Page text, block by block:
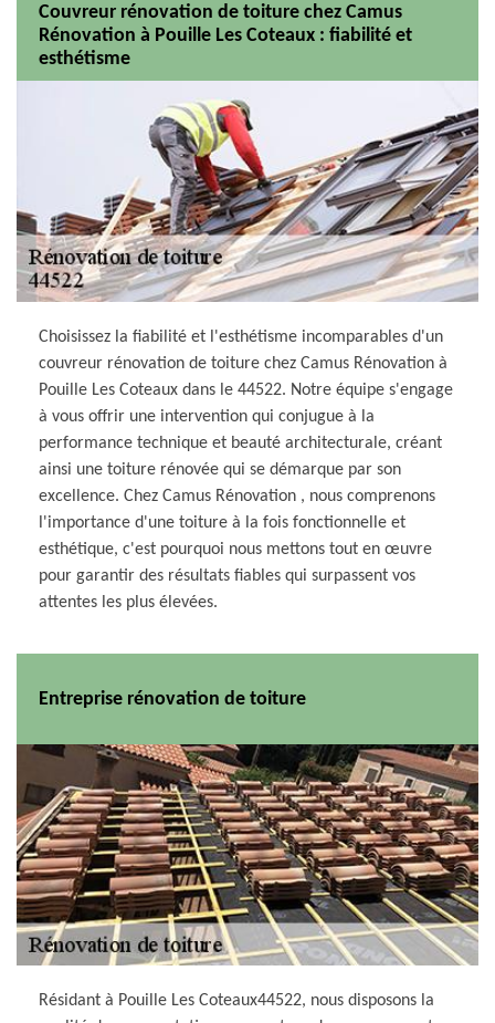
Couvreur rénovation de toiture chez Camus
Rénovation à Pouille Les Coteaux : fiabilité et
esthétisme
Choisissez la fiabilité et l'esthétisme incomparables d'un
couvreur rénovation de toiture chez Camus Rénovation à
Pouille Les Coteaux dans le 44522. Notre équipe s'engage
à vous offrir une intervention qui conjugue à la
performance technique et beauté architecturale, créant
ainsi une toiture rénovée qui se démarque par son
excellence. Chez Camus Rénovation , nous comprenons
l'importance d'une toiture à la fois fonctionnelle et
esthétique, c'est pourquoi nous mettons tout en œuvre
pour garantir des résultats fiables qui surpassent vos
attentes les plus élevées.
Entreprise rénovation de toiture
Résidant à Pouille Les Coteaux44522, nous disposons la